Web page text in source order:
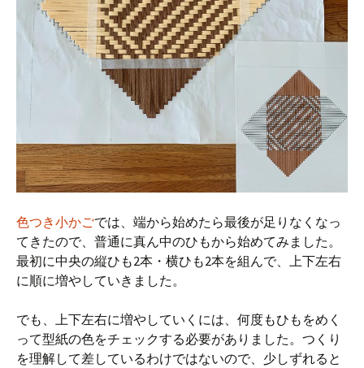
色つき小かごでは、端から始めたら最後が足りなくなっ
てきたので、普通に真ん中のひもから始めてみました。
最初に中央の縦ひも2本・横ひも2本を組んで、上下左右
に順に増やしていきました。
でも、上下左右に増やしていくには、何度もひもをめく
って型紙の色をチェックする必要がありました。つくり
を理解して差しているわけではないので、少しずれると